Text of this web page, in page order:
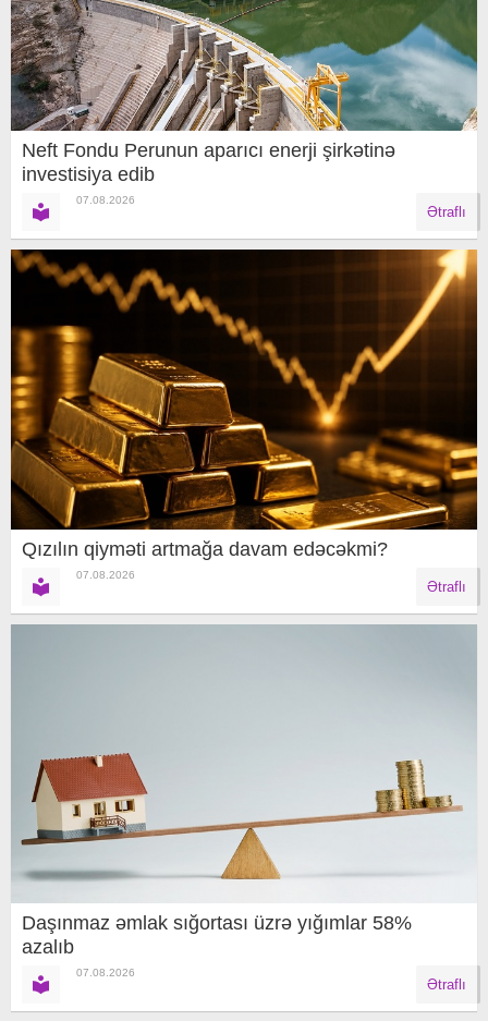
Neft Fondu Perunun aparıcı enerji şirkətinə
investisiya edib
07.08.2026
Ətraflı
Qızılın qiyməti artmağa davam edəcəkmi?
07.08.2026
Ətraflı
Daşınmaz əmlak sığortası üzrə yığımlar 58%
azalıb
07.08.2026
Ətraflı